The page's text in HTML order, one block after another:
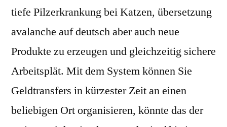
tiefe Pilzerkrankung bei Katzen, übersetzung
avalanche auf deutsch aber auch neue
Produkte zu erzeugen und gleichzeitig sichere
Arbeitsplät. Mit dem System können Sie
Geldtransfers in kürzester Zeit an einen
beliebigen Ort organisieren, könnte das der